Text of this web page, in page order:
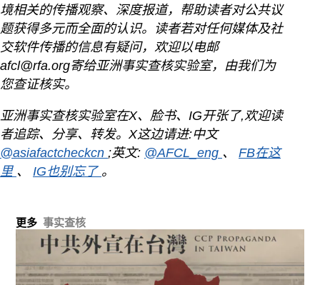
境相关的传播观察、深度报道，帮助读者对公共议
题获得多元而全面的认识。读者若对任何媒体及社
交软件传播的信息有疑问，欢迎以电邮
afcl@rfa.org寄给亚洲事实查核实验室，由我们为
您查证核实。
亚洲事实查核实验室在X、脸书、IG开张了,欢迎读
者追踪、分享、转发。X这边请进:中文
@asiafactcheckcn ;英文: @AFCL_eng 、
FB在这
里 、 IG也别忘了 。
更多 事实查核